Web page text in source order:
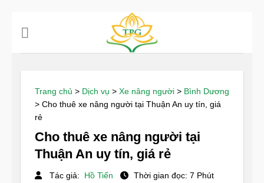
Trang chủ > Dịch vụ > Xe nâng người > Bình Dương
> Cho thuê xe nâng người tại Thuận An uy tín, giá
rẻ
Cho thuê xe nâng người tại
Thuận An uy tín, giá rẻ
Tác giả: Hồ Tiến
Thời gian đọc: 7 Phút